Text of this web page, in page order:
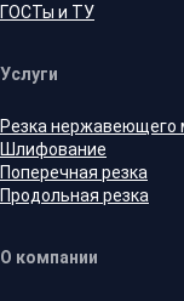
ГОСТы и ТУ
Услуги
Резка нержавеющего
Шлифование
Поперечная резка
Продольная резка
О компании